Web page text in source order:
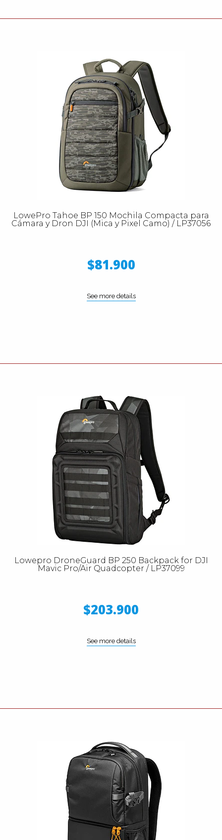
LowePro Tahoe BP 150 Mochila Compacta para
Cámara y Dron DJI (Mica y Pixel Camo) / LP37056
$81.900
See more details
Lowepro DroneGuard BP 250 Backpack for DJI
Mavic Pro/Air Quadcopter / LP37099
$203.900
See more details